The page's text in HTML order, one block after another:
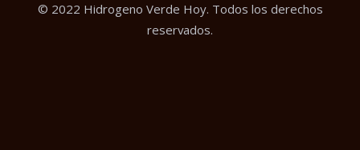
© 2022 Hidrogeno Verde Hoy. Todos los derechos
reservados.